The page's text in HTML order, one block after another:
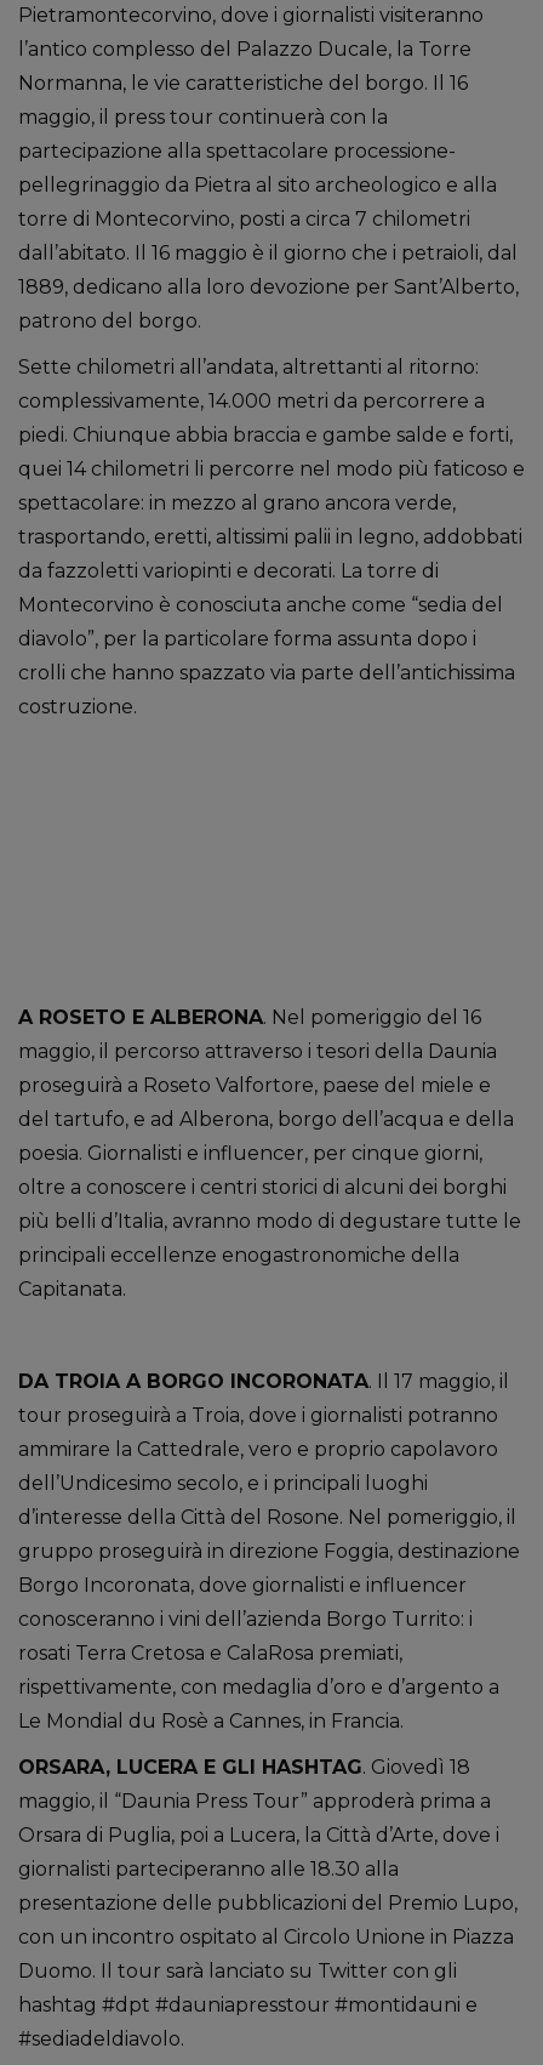
Pietramontecorvino, dove i giornalisti visiteranno
l’antico complesso del Palazzo Ducale, la Torre
Normanna, le vie caratteristiche del borgo. Il 16
maggio, il press tour continuerà con la
partecipazione alla spettacolare processione-
pellegrinaggio da Pietra al sito archeologico e alla
torre di Montecorvino, posti a circa 7 chilometri
dall’abitato. Il 16 maggio è il giorno che i petraioli, dal
1889, dedicano alla loro devozione per Sant’Alberto,
patrono del borgo.
Sette chilometri all’andata, altrettanti al ritorno:
complessivamente, 14.000 metri da percorrere a
piedi. Chiunque abbia braccia e gambe salde e forti,
quei 14 chilometri li percorre nel modo più faticoso e
spettacolare: in mezzo al grano ancora verde,
trasportando, eretti, altissimi palii in legno, addobbati
da fazzoletti variopinti e decorati. La torre di
Montecorvino è conosciuta anche come “sedia del
diavolo”, per la particolare forma assunta dopo i
crolli che hanno spazzato via parte dell’antichissima
costruzione.
A ROSETO E ALBERONA. Nel pomeriggio del 16
maggio, il percorso attraverso i tesori della Daunia
proseguirà a Roseto Valfortore, paese del miele e
del tartufo, e ad Alberona, borgo dell’acqua e della
poesia. Giornalisti e influencer, per cinque giorni,
oltre a conoscere i centri storici di alcuni dei borghi
più belli d’Italia, avranno modo di degustare tutte le
principali eccellenze enogastronomiche della
Capitanata.
DA TROIA A BORGO INCORONATA. Il 17 maggio, il
tour proseguirà a Troia, dove i giornalisti potranno
ammirare la Cattedrale, vero e proprio capolavoro
dell’Undicesimo secolo, e i principali luoghi
d’interesse della Città del Rosone. Nel pomeriggio, il
gruppo proseguirà in direzione Foggia, destinazione
Borgo Incoronata, dove giornalisti e influencer
conosceranno i vini dell’azienda Borgo Turrito: i
rosati Terra Cretosa e CalaRosa premiati,
rispettivamente, con medaglia d’oro e d’argento a
Le Mondial du Rosè a Cannes, in Francia.
ORSARA, LUCERA E GLI HASHTAG. Giovedì 18
maggio, il “Daunia Press Tour” approderà prima a
Orsara di Puglia, poi a Lucera, la Città d’Arte, dove i
giornalisti parteciperanno alle 18.30 alla
presentazione delle pubblicazioni del Premio Lupo,
con un incontro ospitato al Circolo Unione in Piazza
Duomo. Il tour sarà lanciato su Twitter con gli
hashtag #dpt #dauniapresstour #montidauni e
#sediadeldiavolo.